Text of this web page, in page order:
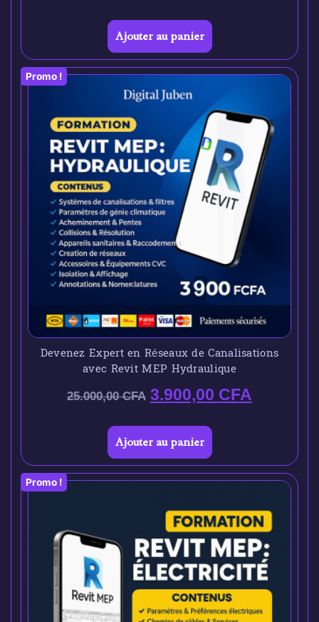
Ajouter au panier
Promo !
Devenez Expert en Réseaux de Canalisations
avec Revit MEP Hydraulique
25.000,00CFA 3.900,00 CFA
Ajouter au panier
Promo !